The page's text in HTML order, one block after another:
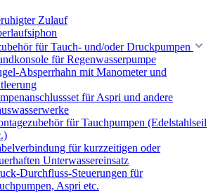
Zulauf
für Tauch- und/oder Druckpumpen
für Regenwasserpumpe
Absperrhahn mit Manometer und
für Aspri und andere
für Tauchpumpen (Edelstahlseil
für kurzzeitigen oder
Unterwassereinsatz
Durchfluss-Steuerungen für
Aspri etc.